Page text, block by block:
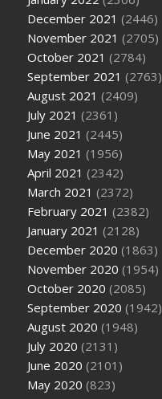
December 2021 (2446)
November 2021 (2705)
October 2021 (2784)
September 2021 (2763)
August 2021 (2409)
July 2021 (2361)
June 2021 (2445)
May 2021 (1956)
April 2021 (2342)
March 2021 (2372)
February 2021 (2382)
January 2021 (2128)
December 2020 (1863)
November 2020 (1954)
October 2020 (2085)
September 2020 (1942)
August 2020 (1948)
July 2020 (2131)
June 2020 (2101)
May 2020 (823)